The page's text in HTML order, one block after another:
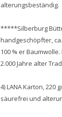
alterungsbeständig.
*****Silberburg
handgeschöpfter,
100 % er
2.000 Jahre alter
4) LANA Karton, 220
säurefrei und